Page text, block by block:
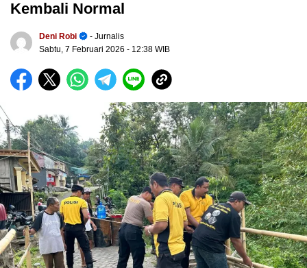
Kembali Normal
Deni Robi
- Jurnalis
Sabtu, 7 Februari 2026 - 12:38 WIB